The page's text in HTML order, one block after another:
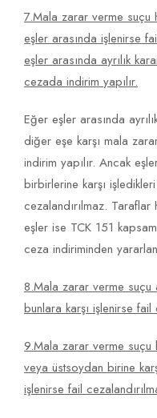
7.Mala zarar verme suçu
eşler arasında işlenirse
eşler arasında ayrılık
cezada indirim yapılır.
Eğer eşler arasında
diğer eşe karşı mala
indirim yapılır. Ancak
birbirlerine karşı
cezalandırılmaz. Taraflar
eşler ise TCK 151
ceza indiriminden
8.Mala zarar verme suçu
bunlara karşı işlenirse fail
9.Mala zarar verme suçu
veya üstsoydan birine
işlenirse fail